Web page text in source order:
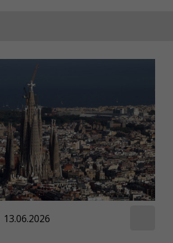
13.06.2026